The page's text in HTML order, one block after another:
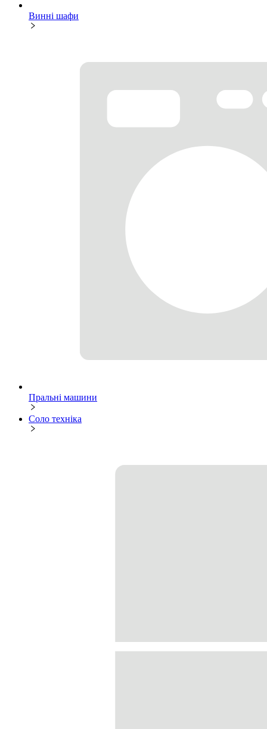
Винні шафи
Пральні машини
Соло техніка